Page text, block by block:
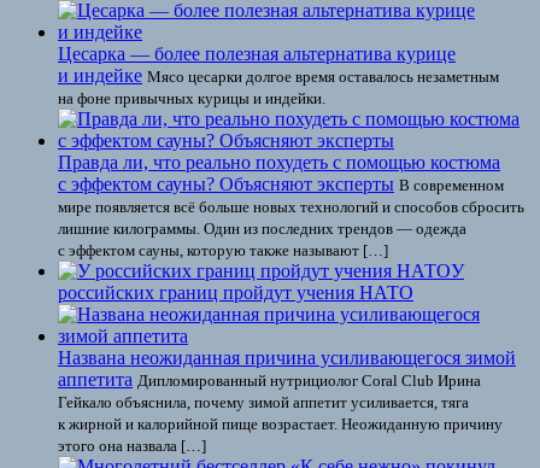
Цесарка — более полезная альтернатива курице
и индейке Мясо цесарки долгое время оставалось незаметным
на фоне привычных курицы и индейки.
Правда ли, что реально похудеть с помощью костюма
с эффектом сауны? Объясняют эксперты В современном
мире появляется всё больше новых технологий и способов сбросить
лишние килограммы. Один из последних трендов — одежда
с эффектом сауны, которую также называют […]
У
российских границ пройдут учения НАТО
Названа неожиданная причина усиливающегося зимой
аппетита Дипломированный нутрициолог Coral Club Ирина
Гейкало объяснила, почему зимой аппетит усиливается, тяга
к жирной и калорийной пище возрастает. Неожиданную причину
этого она назвала […]